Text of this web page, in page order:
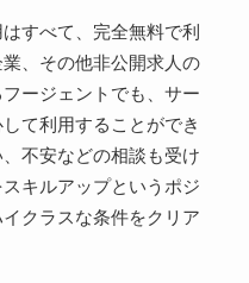
すべて、完全無料で利
、その他非公開求人の
ージェントでも、サー
て利用することができ
不安などの相談も受け
キルアップというポジ
クラスな条件をクリア